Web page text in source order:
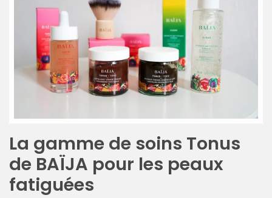
belles
marques
vegan
éco-
au
cuir
11/04/2026
La gamme de soins Tonus
de BAÏJA pour les peaux
fatiguées